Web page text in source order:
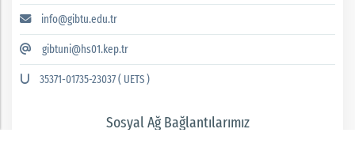
info@gibtu.edu.tr
gibtuni@hs01.kep.tr
35371-01735-23037 ( UETS )
Sosyal Ağ Bağlantılarımız